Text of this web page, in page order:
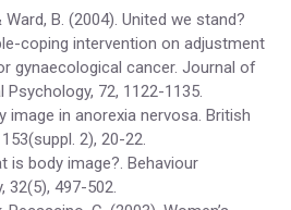
B. (2004). United we stand?
coping intervention on adjustment
gynaecological cancer. Journal of
Psychology, 72, 1122-1135.
image in anorexia nervosa. British
2), 20-22.
is body image?. Behaviour
32(5), 497-502.